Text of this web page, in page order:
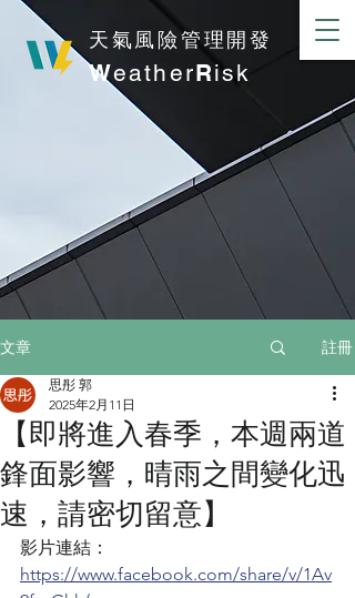
​天氣風險管理開發
WeatherRisk
文章 註冊
【即將進入春季，本週兩道
鋒面影響，晴雨之間變化迅
速，請密切留意】
思彤 郭
2025年2月11日
影片連結：
https://www.facebook.com/share/v/1Av